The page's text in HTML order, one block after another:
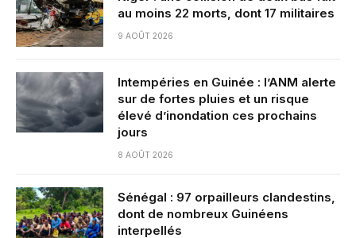
au moins 22 morts, dont 17 militaires
9 AOÛT 2026
Intempéries en Guinée : l’ANM alerte
sur de fortes pluies et un risque
élevé d’inondation ces prochains
jours
8 AOÛT 2026
Sénégal : 97 orpailleurs clandestins,
dont de nombreux Guinéens
interpellés